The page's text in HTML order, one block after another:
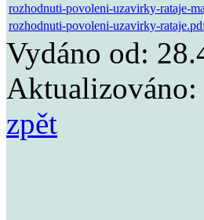
rozhodnuti-povoleni-uzavirky-rataje-
rozhodnuti-povoleni-uzavirky-
Vydáno od:
Aktualizováno:
zpět